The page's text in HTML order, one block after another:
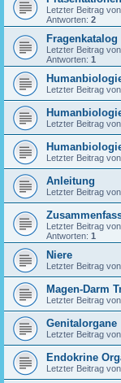
Letzter Beitrag von
Antworten: 2
Fragenkatalog
Letzter Beitrag von
Antworten: 1
Letzter Beitrag von
Letzter Beitrag von
Letzter Beitrag von
Anleitung
Letzter Beitrag von
Letzter Beitrag von
Antworten: 1
Niere
Letzter Beitrag von
Magen-Darm
Letzter Beitrag von
Genitalorgane
Letzter Beitrag von
Endokrine
Letzter Beitrag von